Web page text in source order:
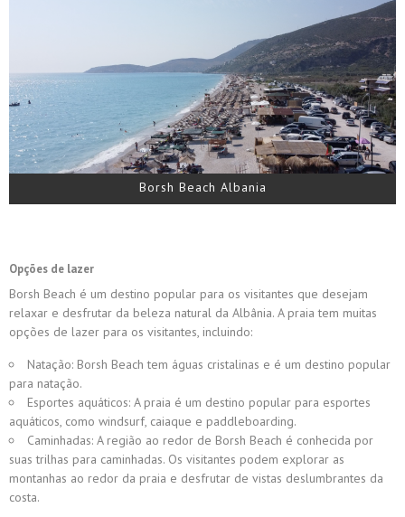
Borsh Beach Albania
Opções de lazer
Borsh Beach é um destino popular para os visitantes que desejam
relaxar e desfrutar da beleza natural da Albânia. A praia tem muitas
opções de lazer para os visitantes, incluindo:
Natação: Borsh Beach tem águas cristalinas e é um destino popular
para natação.
Esportes aquáticos: A praia é um destino popular para esportes
aquáticos, como windsurf, caiaque e paddleboarding.
Caminhadas: A região ao redor de Borsh Beach é conhecida por
suas trilhas para caminhadas. Os visitantes podem explorar as
montanhas ao redor da praia e desfrutar de vistas deslumbrantes da
costa.